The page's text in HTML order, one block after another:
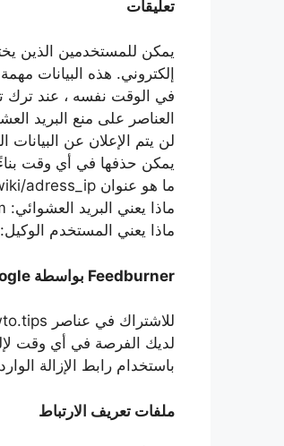
تعليقات
إلكتروني. هذه البيانات
العناصر على منع البريد
لن يتم الإعلان عن
يمكن حذفها في أي وقت
ما هو عنوان IP: https://ro.wikipedia.org/wiki/adress_ip
ماذا يعني البريد العشوائي: https://ro.wikipedia.org/wiki/spam
ماذا يعني المستخدم الوكيل: https://en.wikipedia.org/wiki/user_agent
Feedburner بواسطة Google
للاشتراك في عناصر ihowto.tips التي تحتاجها
لديك الفرصة في أي وقت
باستخدام رابط الإزالة
ملفات تعريف الارتباط